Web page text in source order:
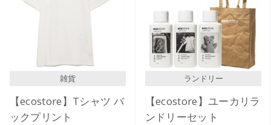
雑貨
【ecostore】Tシャツ バ
ックプリント
ランドリー
【ecostore】ユーカリラ
ンドリーセット